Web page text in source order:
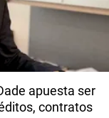
apuesta ser
contratos